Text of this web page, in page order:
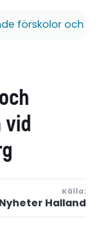
förskolor och
Källa:
Halland